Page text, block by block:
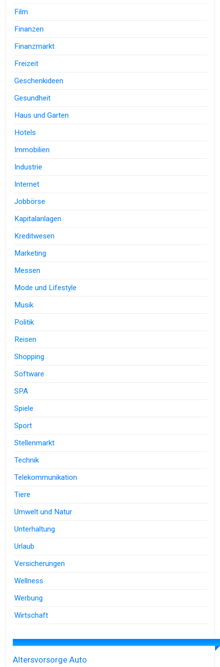
Film
Finanzen
Finanzmarkt
Freizeit
Geschenkideen
Gesundheit
Haus und Garten
Hotels
Immobilien
Industrie
Internet
Jobbörse
Kapitalanlagen
Kreditwesen
Marketing
Messen
Mode und Lifestyle
Musik
Politik
Reisen
Shopping
Software
SPA
Spiele
Sport
Stellenmarkt
Technik
Telekommunikation
Tiere
Umwelt und Natur
Unterhaltung
Urlaub
Versicherungen
Wellness
Werbung
Wirtschaft
Altersvorsorge Auto